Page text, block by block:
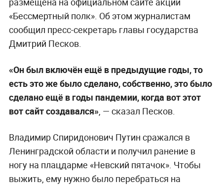
«Бессмертный полк». Об этом журналистам
сообщил пресс-секретарь главы государства
Дмитрий Песков.
«Он был включён ещё в предыдущие годы, то
есть это же было сделано, собственно, это было
сделано ещё в годы пандемии, когда вот этот
вот сайт создавался», — сказал Песков.
Владимир Спиридонович Путин сражался в
Ленинградской области и получил ранение в
ногу на плацдарме «Невский пятачок». Чтобы
выжить, ему нужно было перебраться на